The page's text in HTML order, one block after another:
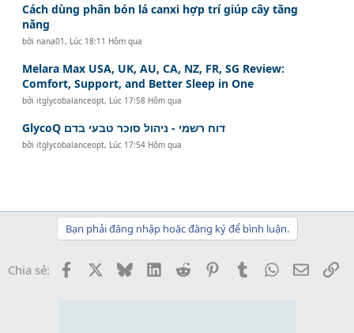
Cách dùng phân bón lá canxi hợp trí giúp cây tăng
năng
bởinana01 , Lúc 18:11 Hôm qua
Melara Max USA, UK, AU, CA, NZ, FR, SG Review:
Comfort, Support, and Better Sleep in One
bởiitglycobalanceopt, Lúc 17:58 Hôm qua
GlycoQ דוח רשמי - ניהול סוכר טבעי בדם
bởiitglycobalanceopt, Lúc 17:54 Hôm qua
Bạn phải đăng nhập hoặc đăng ký để bình luận.
Chia sẻ: Facebook BlueskyLinkedInReddit PinterestTumblrWhatsApp
Email